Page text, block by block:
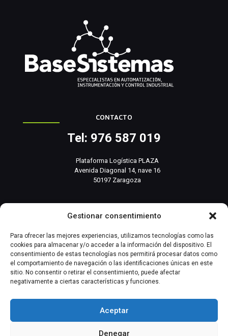
Gestionar consentimiento
Para ofrecer las mejores experiencias, utilizamos tecnologías como las
cookies para almacenar y/o acceder a la información del dispositivo. El
consentimiento de estas tecnologías nos permitirá procesar datos como
el comportamiento de navegación o las identificaciones únicas en este
sitio. No consentir o retirar el consentimiento, puede afectar
negativamente a ciertas características y funciones.
Aceptar
Denegar
CONTACTO
Tel: 976 587 019
Plataforma Logística PLAZA
Avenida Diagonal 14, nave 16
50197 Zaragoza
INFORMACIÓN RELEVANTE
Producto
Automatización Industrial